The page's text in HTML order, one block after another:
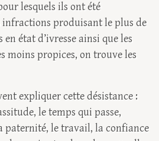
lesquels ils ont été
infractions produisant le plus de
état d’ivresse ainsi que les
moins propices, on trouve les
expliquer cette désistance :
le temps qui passe,
paternité, le travail, la confiance